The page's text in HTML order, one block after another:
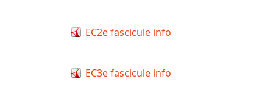
EC2e fascicule info
EC3e fascicule info